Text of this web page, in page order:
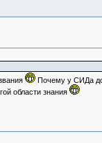
Почему у СИДа
области знания